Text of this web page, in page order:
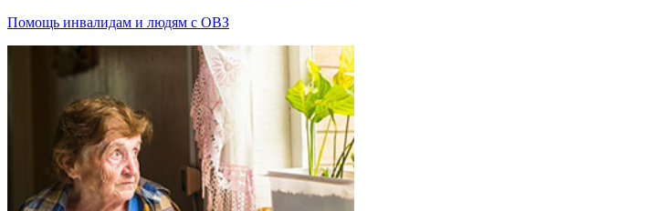
Помощь инвалидам и людям с ОВЗ